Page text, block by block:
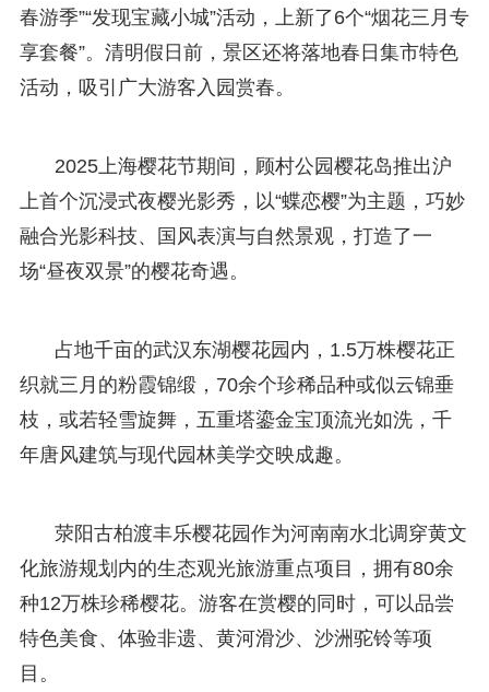
春游季”“发现宝藏小城”活动，上新了6个“烟花三月专
享套餐”。清明假日前，景区还将落地春日集市特色
活动，吸引广大游客入园赏春。
2025上海樱花节期间，顾村公园樱花岛推出沪
上首个沉浸式夜樱光影秀，以“蝶恋樱”为主题，巧妙
融合光影科技、国风表演与自然景观，打造了一
场“昼夜双景”的樱花奇遇。
占地千亩的武汉东湖樱花园内，1.5万株樱花正
织就三月的粉霞锦缎，70余个珍稀品种或似云锦垂
枝，或若轻雪旋舞，五重塔鎏金宝顶流光如洗，千
年唐风建筑与现代园林美学交映成趣。
荥阳古柏渡丰乐樱花园作为河南南水北调穿黄文
化旅游规划内的生态观光旅游重点项目，拥有80余
种12万株珍稀樱花。游客在赏樱的同时，可以品尝
特色美食、体验非遗、黄河滑沙、沙洲驼铃等项
目。